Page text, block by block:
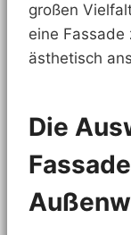
großen
eine
ästhetisch
Die